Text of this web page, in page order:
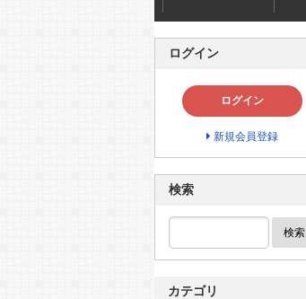
ログイン
ログイン
新規会員登録
検索
検索
カテゴリ